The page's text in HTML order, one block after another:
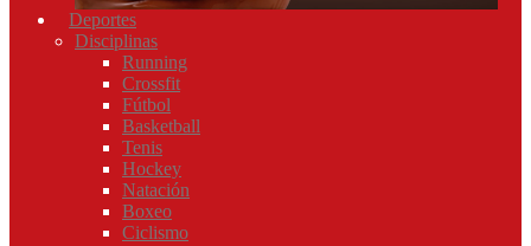
Deportes
Disciplinas
Running
Crossfit
Fútbol
Basketball
Tenis
Hockey
Natación
Boxeo
Ciclismo